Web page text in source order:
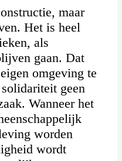
maar
Het is heel
als
gaan. Dat
omgeving te
geen
Wanneer het
worden
wordt